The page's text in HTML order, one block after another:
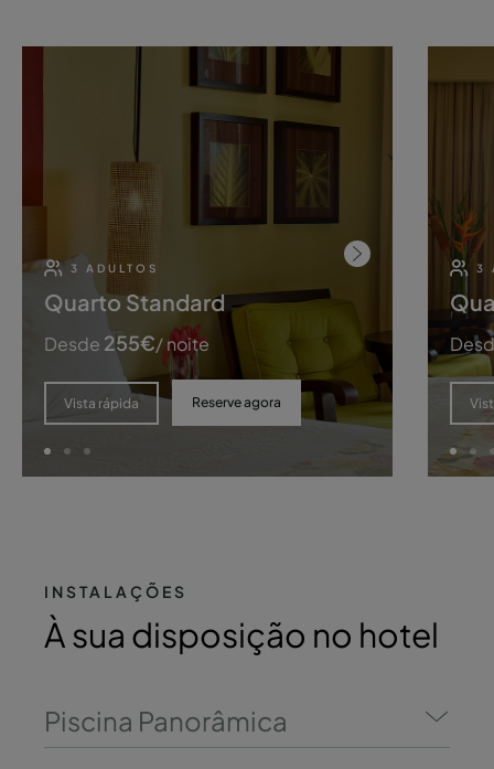
3 ADULTOS
Quarto Standard
Desde 255€/ noite
Vista rápida Reserve agora
3
INSTALAÇÕES
À sua disposição no hotel
Piscina Panorâmica